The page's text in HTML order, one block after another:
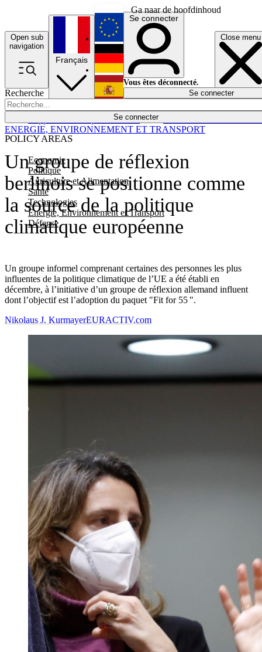
Ga naar de hoofdinhoud
Open sub
navigation
Close menu
Recherche
Se connecter
POLICY AREAS
Economie
Politique
Agriculture et Alimentation
Santé
Technologies
Energie, Environnement et Transport
Défense
Économie
Français
English
Deutsch
Español
Se connecter
Vous êtes déconnecté.
Se connecter
Un groupe de réflexion
berlinois se positionne comme
la source de la politique
climatique européenne
Un groupe informel comprenant certaines des personnes les plus
influentes de la politique climatique de l’UE a été établi en
décembre, à l’initiative d’un groupe de réflexion allemand influent
dont l’objectif est l’adoption du paquet "Fit for 55 ".
ENERGIE, ENVIRONNEMENT ET TRANSPORT
Nikolaus J. KurmayerEURACTIV.com